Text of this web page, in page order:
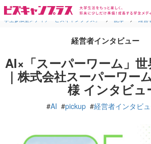
学生参加型メディア「ビズキャンプラス」 > 記事 > 経営
経営者インタビュー
AI×「スーパーワーム」
｜株式会社スーパーワー
様 インタビュ
#AI #pickup #経営者インタビ